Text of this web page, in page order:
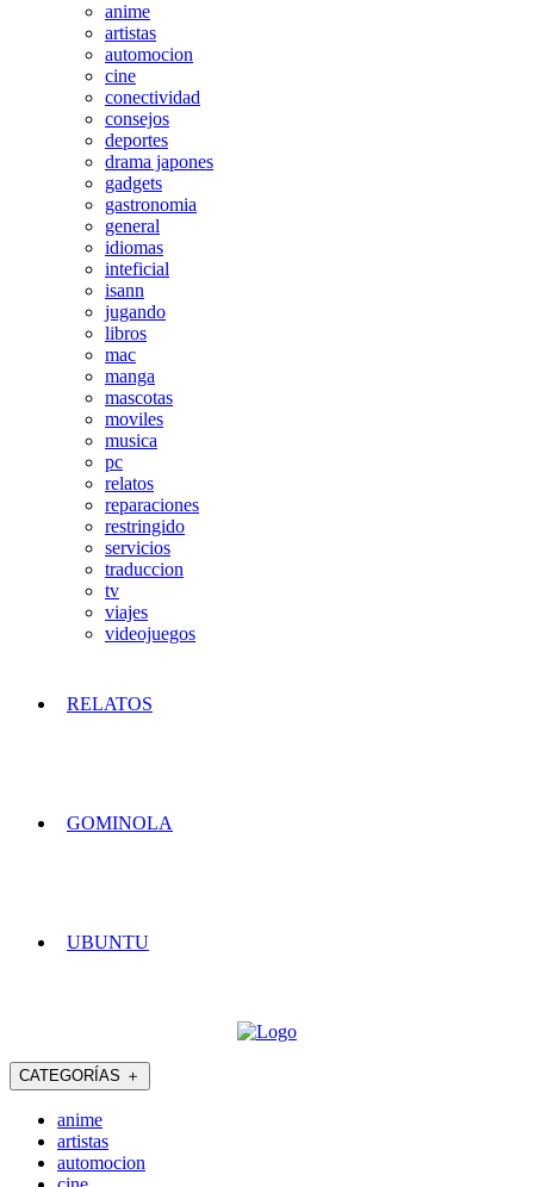
anime
artistas
automocion
cine
conectividad
consejos
deportes
drama japones
gadgets
gastronomia
general
idiomas
inteficial
isann
jugando
libros
mac
manga
mascotas
moviles
musica
pc
relatos
reparaciones
restringido
servicios
traduccion
tv
viajes
videojuegos
RELATOS
GOMINOLA
UBUNTU
CATEGORÍAS ＋
anime
artistas
automocion